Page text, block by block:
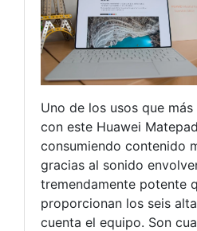
Uno de los usos que
con este Huawei
consumiendo contenido
gracias al sonido
tremendamente potente
proporcionan los seis
cuenta el equipo. Son